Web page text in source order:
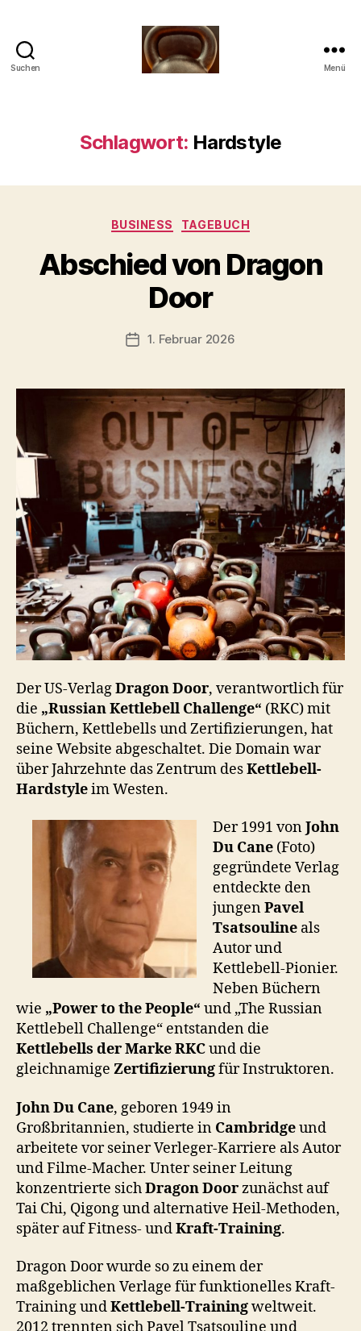
Suchen
der
Kettlebell
Menü
Schlagwort: Hardstyle
Kategorien
BUSINESS TAGEBUCH
Abschied von Dragon
Door
Beitragsautor
o
n
b
s
c
o
n
Beitragsdatum
1. Februar 2026
Der US-VerlagDragon Door, verantwortlich für
die „Russian Kettlebell Challenge“ (RKC) mit
Büchern, Kettlebells und Zertifizierungen, hat
seine Website abgeschaltet. Die Domain war
über Jahrzehnte das Zentrum desKettlebell-
Hardstyleim Westen.
Der 1991 vonJohn
Du Cane (Foto)
gegründete Verlag
entdeckte den
jungenPavel
Tsatsouline als
Autor und
Kettlebell-Pionier.
Neben Büchern
wie „Power to the People“ und „The Russian
Kettlebell Challenge“ entstanden die
Kettlebells der Marke RKCund die
gleichnamige Zertifizierungfür Instruktoren.
John Du Cane, geboren 1949 in
Großbritannien, studierte in Cambridgeund
arbeitete vor seiner Verleger-Karriere als Autor
und Filme-Macher. Unter seiner Leitung
konzentrierte sichDragon Doorzunächst auf
Tai Chi, Qigong und alternative Heil-Methoden,
später auf Fitness- undKraft-Training.
Dragon Door wurde so zu einem der
maßgeblichen Verlage für funktionelles Kraft-
Training undKettlebell-Trainingweltweit.